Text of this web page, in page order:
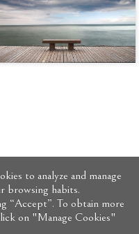
to analyze and manage
browsing habits.
“Accept”. To obtain more
on "Manage Cookies"